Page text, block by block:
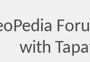
with